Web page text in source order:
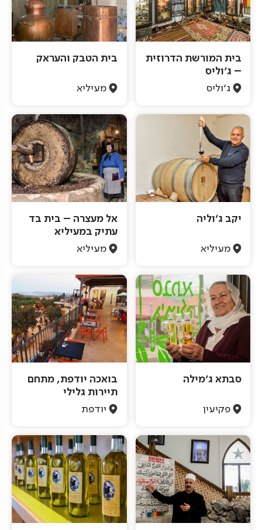
בית המורשת הדרוזית
– ג'וליס
ג'וליס
בית הטבק והעראק
מעיליא
יקב ג'וליה
מעיליא
אל מעצרה – בית בד
עתיק במעיליא
מעיליא
סבתא ג'מילה
פקיעין
בואכה יודפת, מתחם
תיירות גלילי
יודפת